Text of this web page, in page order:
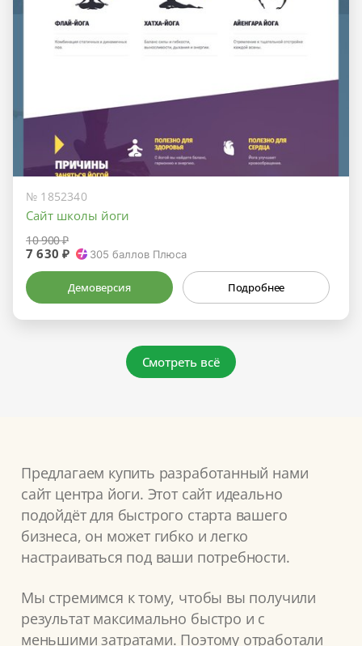
№ 1852340
Сайт школы йоги
10 900 ₽
7 630 ₽ 305 баллов Плюса
Демоверсия Подробнее
Смотреть всё
Предлагаем купить разработанный нами
сайт центра йоги. Этот сайт идеально
подойдёт для быстрого старта вашего
бизнеса, он может гибко и легко
настраиваться под ваши потребности.
Мы стремимся к тому, чтобы вы получили
результат максимально быстро и с
меньшими затратами. Поэтому отработали